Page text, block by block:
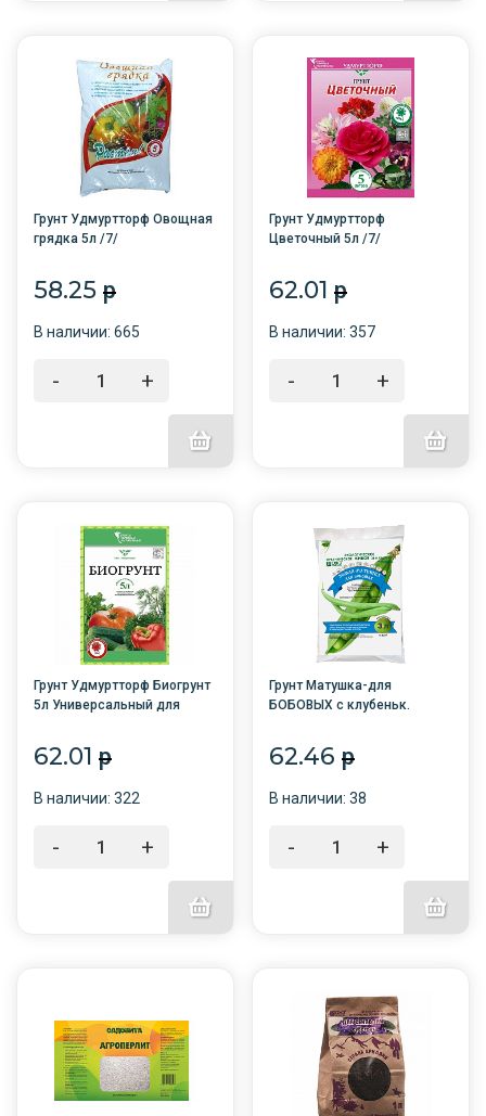
Грунт Удмуртторф Овощная
грядка 5л /7/
58.25 p
В наличии: 665
- +
Грунт Удмуртторф
Цветочный 5л /7/
62.01p
В наличии: 357
- +
Грунт Удмуртторф Биогрунт
5л Универсальный для
62.01 p
В наличии: 322
- +
Грунт Матушка-для
БОБОВЫХ с клубеньк.
гороха,фасоли,бобов,нута,сои)
/4/Башинком
62.46p
В наличии: 38
- +